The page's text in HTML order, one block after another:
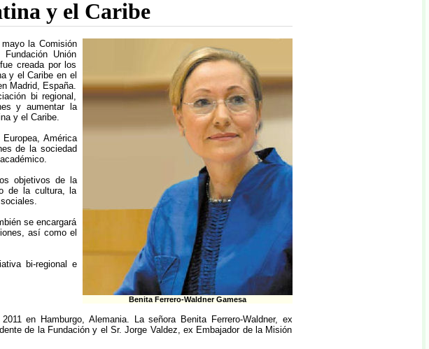
y el Caribe
la Comisión
Unión
creada por los
y el Caribe en el
Madrid, España.
bi regional,
y aumentar la
y el Caribe.
América
de la sociedad
objetivos de la
de la cultura, la
se encargará
así como el
bi-regional e
Benita Ferrero-Waldner Gamesa
en Hamburgo, Alemania. La señora Benita Ferrero-Waldner, ex
de la Fundación y el Sr. Jorge Valdez, ex Embajador de la Misión